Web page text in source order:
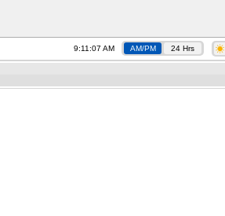
9:11:07 AM AM/PM 24 Hrs